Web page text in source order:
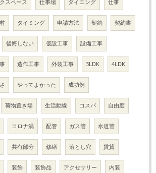
スペース 仕事場 ダイニング 仕事
タイミング 申請方法 契約 契約書
後悔しない 仮設工事 設備工事
造作工事 外装工事 3LDK 4LDK
やってよかった 成功例
荷物置き場 生活動線 コスパ 自由度
コロナ渦 配管 ガス管 水道管
共有部分 修繕 落とし穴 賃貸
装飾 装飾品 アクセサリー 内装